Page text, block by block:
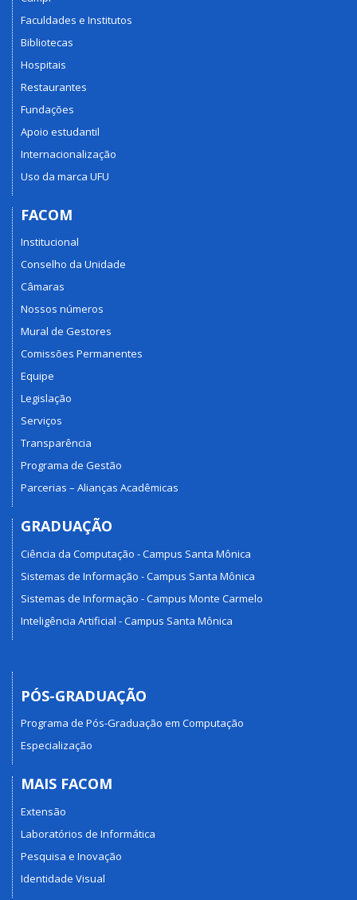
Faculdades e Institutos
Bibliotecas
Hospitais
Restaurantes
Fundações
Apoio estudantil
Internacionalização
Uso da marca UFU
FACOM
Institucional
Conselho da Unidade
Câmaras
Nossos números
Mural de Gestores
Comissões Permanentes
Equipe
Legislação
Serviços
Transparência
Programa de Gestão
Parcerias – Alianças Acadêmicas
GRADUAÇÃO
Ciência da Computação - Campus Santa Mônica
Sistemas de Informação - Campus Santa Mônica
Sistemas de Informação - Campus Monte Carmelo
Inteligência Artificial - Campus Santa Mônica
PÓS-GRADUAÇÃO
Programa de Pós-Graduação em Computação
Especialização
MAIS FACOM
Extensão
Laboratórios de Informática
Pesquisa e Inovação
Identidade Visual